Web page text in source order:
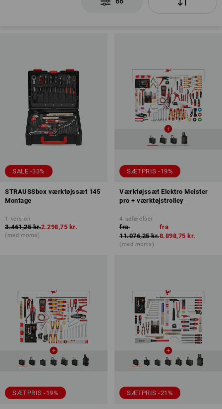
SALE -33%
STRAUSSbox værktøjssæt 145
Montage
1 version
3.461,25 kr.2.298,75 kr.
(med moms)
SÆTPRIS -19%
Værktøjssæt Elektro Meister
pro + værktøjstrolley
4 udførelser
fra
11.076,25 kr.
fra
8.898,75 kr.
(med moms)
SÆTPRIS -19% SÆTPRIS -21%